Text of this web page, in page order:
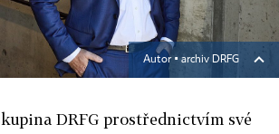
Autor ▪ archiv DRFG
DRFG prostřednictvím své